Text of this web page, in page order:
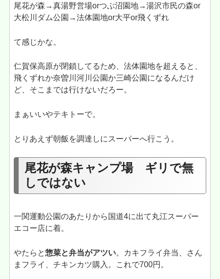
尾花が森→真湯野営場orつぶ沼園地→湯沢市民の森or
大松川ダム公園→法体園地or大平or飛くずれ
て感じかな。
仁賀保高原が閉鎖してるため、法体園地を超えると、
飛くずれか奈曽川河川公園か三崎公園になるんだけ
ど、そこまでは行けないだろー。
まぁいいやテキトーで。
とりあえず朝飯を調達しにスーパーへ行こう。
尾花が森キャンプ場 ギリで無
しではない
一関運動公園のあたりから国道4に出て丸江スーパー
エコー店に着。
やたらと惣菜と弁当がアツい。カキフライ弁当、さん
まフライ、チキンカツ購入。これで700円。